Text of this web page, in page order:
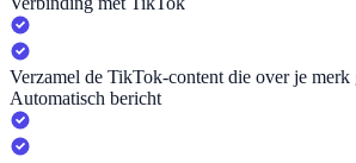
Verzamel de TikTok-content die over je merk
Automatisch bericht